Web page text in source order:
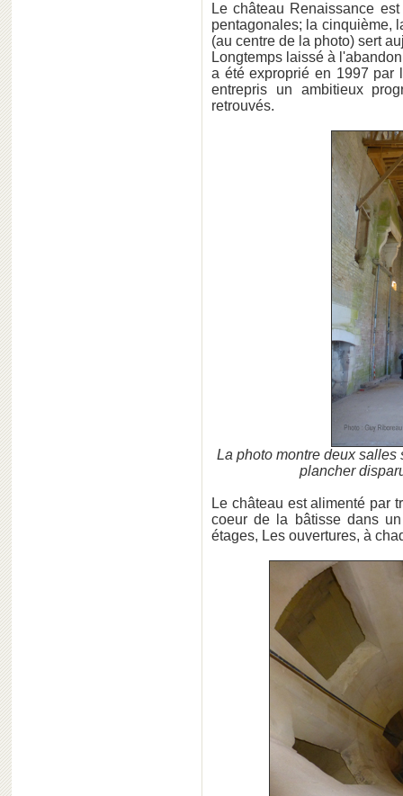
Le château Renaissance
pentagonales; la cinquième,
(au centre de la photo) sert
Longtemps laissé à
a été exproprié en 1997 par
entrepris un ambitieux
retrouvés.
La photo montre deux
plancher
Le château est alimenté par
coeur de la bâtisse dans
étages, Les ouvertures, à